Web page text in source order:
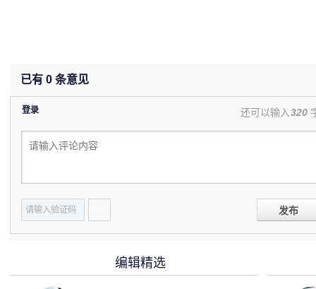
已有 0 条意见
登录 还可以输入320
发布
编辑精选